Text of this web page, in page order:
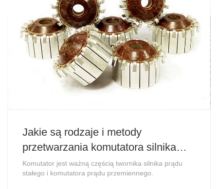
Jakie są rodzaje i metody
przetwarzania komutatora silnika
prądu stałego?
Komutator jest ważną częścią twornika silnika prądu
stałego i komutatora prądu przemiennego.